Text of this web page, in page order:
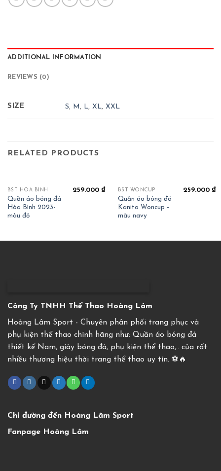
ADDITIONAL INFORMATION
REVIEWS (0)
SIZE S, M , L,XL,XXL
RELATED PRODUCTS
OUT OF STOCK
BST HOÀ BÌNH
Quần áo bóng đá
Hòa Bình 2023-
màu đỏ
259.000₫ BST WONCUP
Quần áo bóng đá
Kanito Woncup –
màu navy
259.000₫
Công Ty TNHH Thể Thao Hoàng Lâm
Hoàng Lâm Sport - Chuyên phân phối trang phục và
phụ kiện thể thao chính hãng như: Quần áo bóng đá
thiết kế Nam, giày bóng đá, phụ kiện thể thao,.. của rất
nhiều thương hiệu thời trang thể thao uy tín. ⚽️🔥
Chỉ đường đến Hoàng Lâm Sport
Fanpage Hoàng Lâm